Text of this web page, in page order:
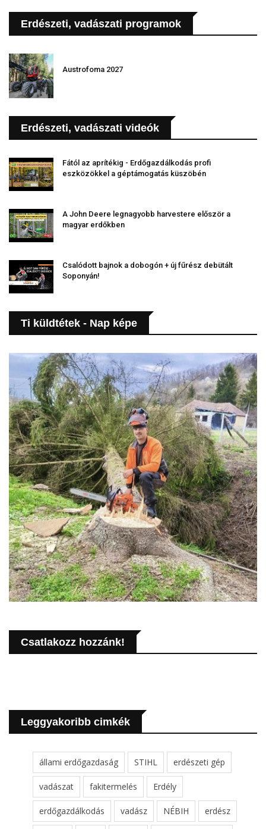
Erdészeti, vadászati programok
Austrofoma 2027
Erdészeti, vadászati videók
Fától az aprítékig - Erdőgazdálkodás profi
eszközökkel a géptámogatás küszöbén
A John Deere legnagyobb harvestere először a
magyar erdőkben
Csalódott bajnok a dobogón + új fűrész debütált
Soponyán!
Ti küldtétek - Nap képe
Csatlakozz hozzánk!
Leggyakoribb cimkék
állami erdőgazdaság STIHL erdészeti gép
vadászat fakitermelés Erdély
erdőgazdálkodás vadász NÉBIH erdész